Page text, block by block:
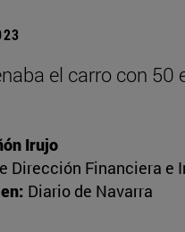
el carro con 50
Irujo
Dirección Financiera e
Diario de Navarra